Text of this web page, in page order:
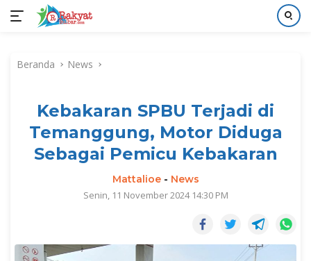
kontenBeranda News
Kebakaran SPBU Terjadi di
Temanggung, Motor Diduga
Sebagai Pemicu Kebakaran
Mattalioe- News
Senin, 11 November 2024 14:30 PM